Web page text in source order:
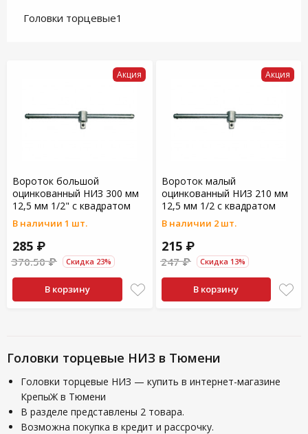
Головки торцевые1
Акция
Вороток большой
оцинкованный НИЗ 300 мм
12,5 мм 1/2" с квадратом
В наличии 1 шт.
285 ₽
370.50 ₽ Скидка 23%
В корзину
Акция
Вороток малый
оцинкованный НИЗ 210 мм
12,5 мм 1/2 с квадратом
В наличии 2 шт.
215 ₽
247 ₽ Скидка 13%
В корзину
Головки торцевые НИЗ в Тюмени
Головки торцевые НИЗ — купить в интернет-магазине
КрепыЖ в Тюмени
В разделе представлены 2 товара.
Возможна покупка в кредит и рассрочку.